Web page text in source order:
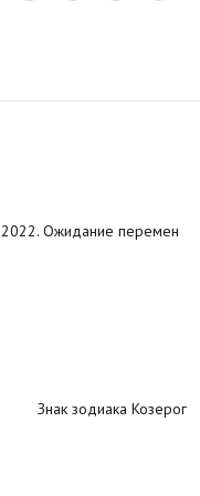
2022. Ожидание перемен
Знак зодиака Козерог